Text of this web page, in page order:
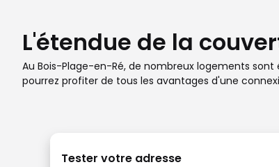
L'étendue de la
Au Bois-Plage-en-Ré, de nombreux logements
pourrez profiter de tous les avantages d'une
Tester votre adresse